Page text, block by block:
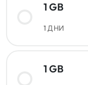
1 GB
1 ДНИ
1 GB